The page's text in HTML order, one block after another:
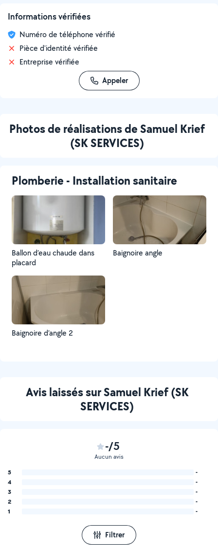
Informations vérifiées
Numéro de téléphone vérifié
Pièce d'identité vérifiée
Entreprise vérifiée
Appeler
Photos de réalisations de Samuel Krief
(SK SERVICES)
Plomberie - Installation sanitaire
Ballon d’eau chaude dans
placard
Baignoire angle
Baignoire d’angle 2
Avis laissés sur Samuel Krief (SK
SERVICES)
-/5
Aucun avis
5
-
4
-
3
-
2
-
1
-
Filtrer